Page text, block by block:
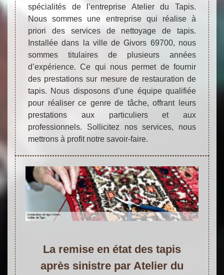
spécialités de l’entreprise Atelier du Tapis.
Nous sommes une entreprise qui réalise à
priori des services de nettoyage de tapis.
Installée dans la ville de Givors 69700, nous
sommes titulaires de plusieurs années
d’expérience. Ce qui nous permet de fournir
des prestations sur mesure de restauration de
tapis. Nous disposons d’une équipe qualifiée
pour réaliser ce genre de tâche, offrant leurs
prestations aux particuliers et aux
professionnels. Sollicitez nos services, nous
mettrons à profit notre savoir-faire.
La remise en état des tapis
après sinistre par Atelier du